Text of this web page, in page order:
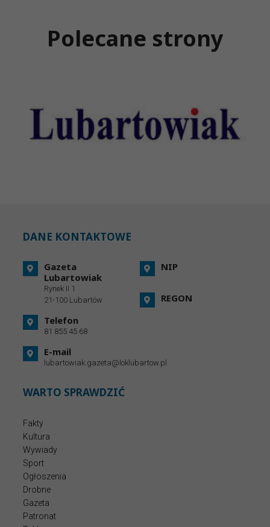
Polecane strony
DANE KONTAKTOWE
Gazeta
Lubartowiak
Rynek II 1
21-100 Lubartów
Telefon
81 855 45 68
E-mail
lubartowiak.gazeta@loklubartow.pl
NIP
REGON
WARTO SPRAWDZIĆ
Fakty
Kultura
Wywiady
Sport
Ogłoszenia
Drobne
Gazeta
Patronat